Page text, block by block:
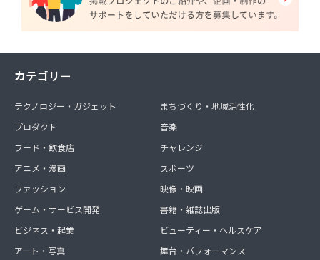
カテゴリー
テクノロジー・ガジェット
プロダクト
フード・飲食店
アニメ・漫画
ファッション
ゲーム・サービス開発
ビジネス・起業
アート・写真
まちづくり・地域活性化
音楽
チャレンジ
スポーツ
映像・映画
書籍・雑誌出版
ビューティー・ヘルスケア
舞台・パフォーマンス